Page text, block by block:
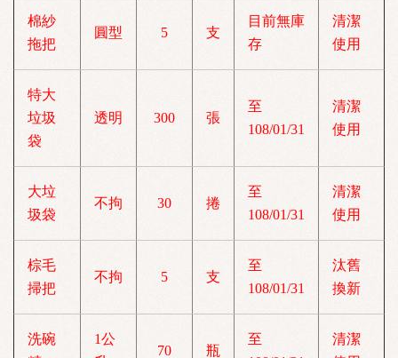
棉紗
拖把
圓型 5 支
目前無庫
存
清潔
使用
特大
垃圾
袋
透明 300 張
至
108/01/31
清潔
使用
大垃
圾袋
不拘 30 捲
至
108/01/31
清潔
使用
棕毛
掃把
不拘 5 支
至
108/01/31
汰舊
換新
洗碗
1公
70 瓶
至
清潔